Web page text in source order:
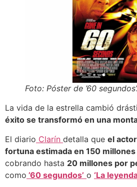
Foto: Póster de ’60 segundos’.
La vida de la estrella cambió
éxito se transformó en una
El diario Clarín detalla que el
fortuna estimada en 150
cobrando hasta 20 millones por
como ’60 segundos’ o ‘La